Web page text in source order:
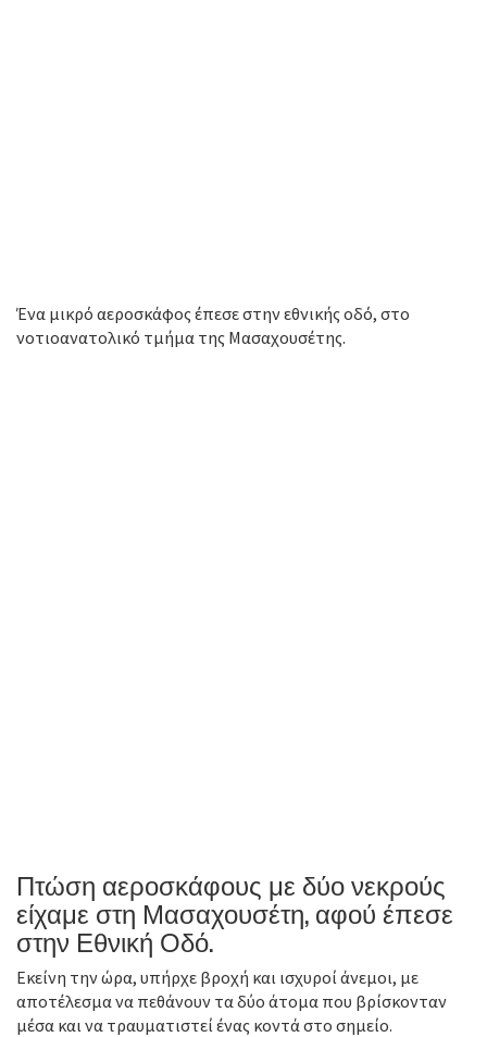
Ένα μικρό αεροσκάφος έπεσε στην εθνικής οδό, στο
νοτιοανατολικό τμήμα της Μασαχουσέτης.
Πτώση αεροσκάφους με δύο νεκρούς
είχαμε στη Μασαχουσέτη, αφού έπεσε
στην Εθνική Οδό.
Εκείνη την ώρα, υπήρχε βροχή και ισχυροί άνεμοι, με
αποτέλεσμα να πεθάνουν τα δύο άτομα που βρίσκονταν
μέσα και να τραυματιστεί ένας κοντά στο σημείο.